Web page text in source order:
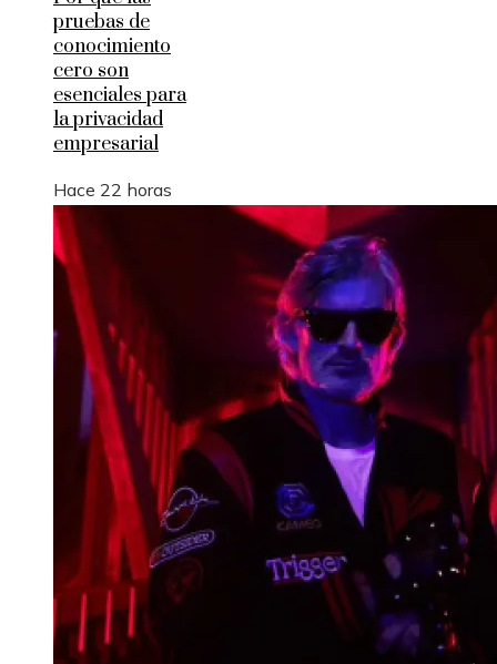
pruebas de
conocimiento
cero son
esenciales para
la privacidad
empresarial
Hace 22 horas